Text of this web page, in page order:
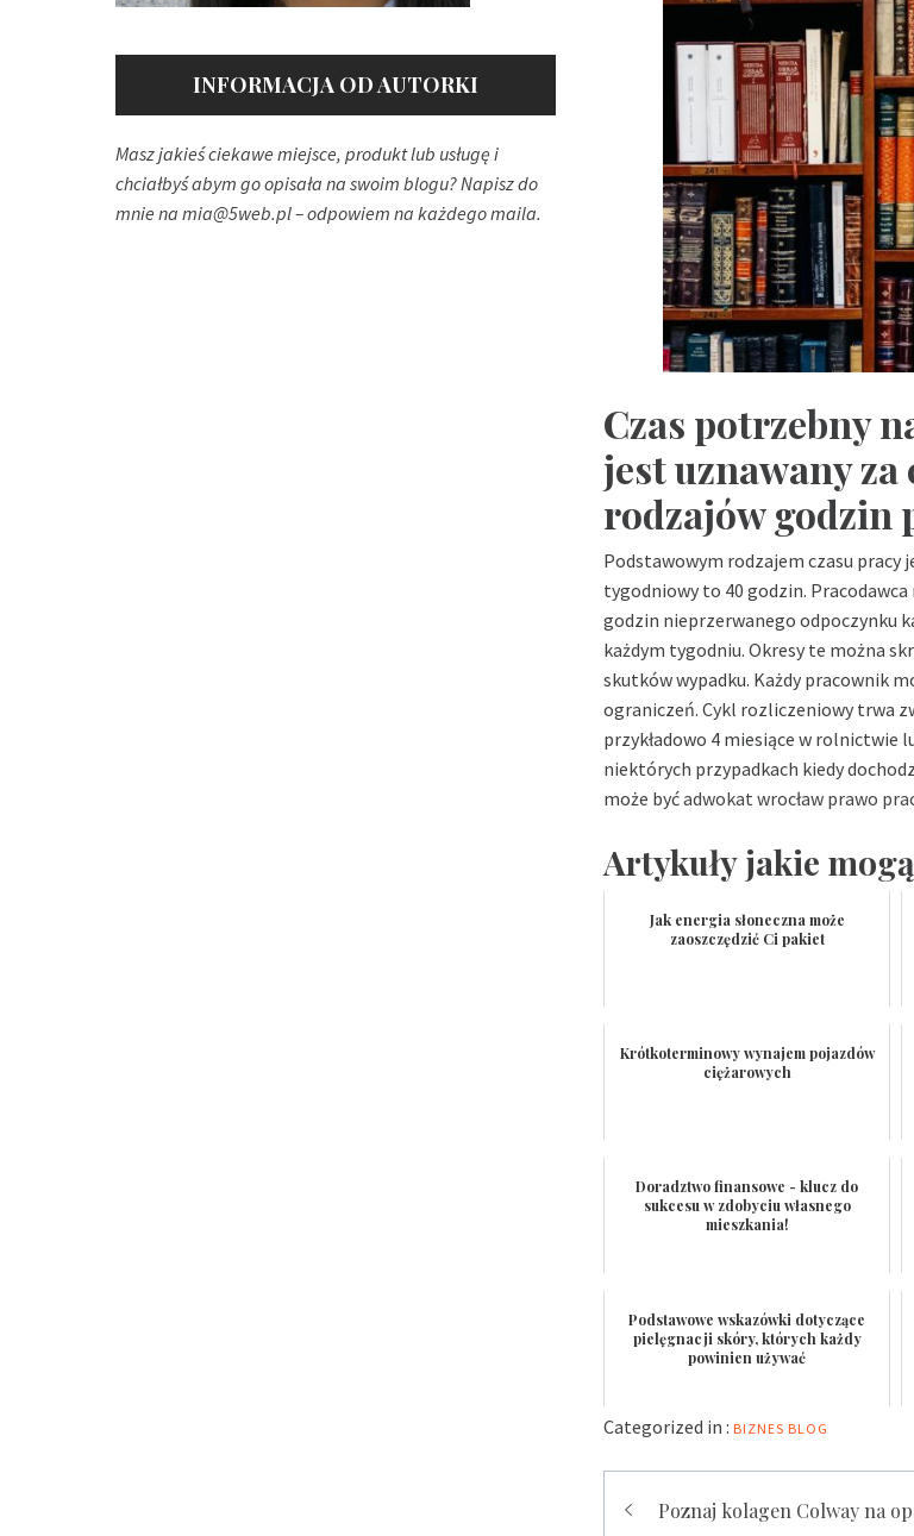
Czas potrzebny
jest uznawany
rodzajów godzin
Podstawowym rodzajem czasu pracy
tygodniowy to 40 godzin.
godzin nieprzerwanego odpoczynku
każdym tygodniu. Okresy te można
skutków wypadku. Każdy pracownik
ograniczeń. Cykl rozliczeniowy trwa
przykładowo 4 miesiące w rolnictwie
niektórych przypadkach kiedy
może byćadwokat wrocław prawo
Artykuły jakie
Jak energia słoneczna może
zaoszczędzić Ci pakiet
Krótkoterminowy wynajem pojazdów
ciężarowych
Doradztwo finansowe - klucz do
sukcesu w zdobyciu własnego
mieszkania!
Podstawowe wskazówki dotyczące
pielęgnacji skóry, których każdy
powinien używać
Categorized in : BIZNES BLOG
Nawigacja
Poznaj kolagen Colway na
INFORMACJA OD AUTORKI
Masz jakieś ciekawe miejsce, produkt lub usługę i
chciałbyś abym go opisała na swoim blogu? Napisz do
mnie na mia@5web.pl– odpowiem na każdego maila.